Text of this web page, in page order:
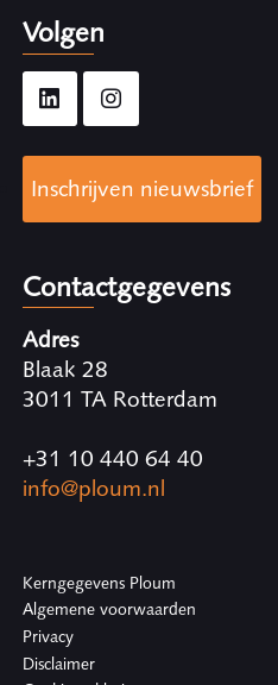
Volgen
Inschrijven nieuwsbrief
Contactgegevens
Adres
Blaak 28
3011 TA Rotterdam
+31 10 440 64 40
info@ploum.nl
Kerngegevens Ploum
Algemene voorwaarden
Privacy
Disclaimer